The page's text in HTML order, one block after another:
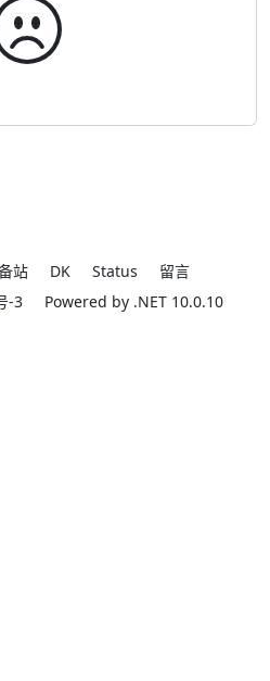
站 DK Status
留言
-3
Powered by .NET 10.0.10